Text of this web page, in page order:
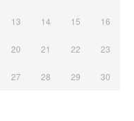
13 14 15 16
20 21 22 23
27 28 29 30